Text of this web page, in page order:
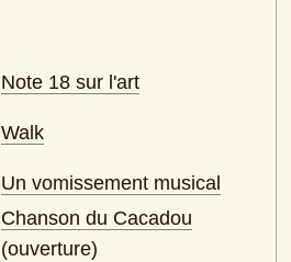
Note 18 sur l'art
Walk
Un vomissement musical
Chanson du Cacadou
(ouverture)